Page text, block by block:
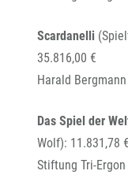
Scardanelli
35.816,00 €
Harald
Das Spiel der
Wolf): 11.831,78 €
Stiftung Tri-